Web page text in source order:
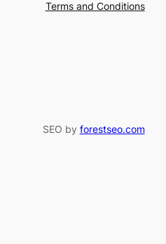
Terms and Conditions
SEO by forestseo.com